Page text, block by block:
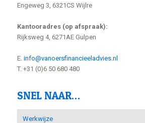
Engeweg 3, 6321CS Wijlre
Kantooradres (op afspraak):
Rijksweg 4, 6271AE Gulpen
E. info@vanoersfinancieeladvies.nl
T. +31 (0)6 50 680 480
SNEL NAAR…
Werkwijze